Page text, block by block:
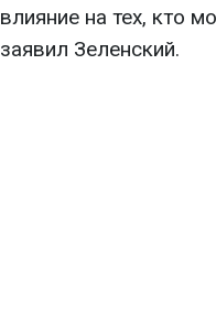
влияние на тех, кто
заявил Зеленский.